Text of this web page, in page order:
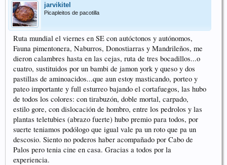
jarvikitel
Picapleitos de pacotilla
Ruta mundial el viernes en SE con autóctonos y autónomos,
Fauna pimentonera, Naburros, Donostiarras y Mandrileños, me
dieron calambres hasta en las cejas, ruta de tres bocadillos...o
cuatro, sustituidos por un bambi de jamon york y queso y dos
pastillas de aminoacidos...que aun estoy masticando, porteo y
pateo importante y full esturreo bajando el cortafuegos, las hubo
de todos los colores: con tirabuzón, doble mortal, carpado,
estilo gore, con dislocación de hombro, entre los pedrolos y las
plantas teletubies (abrazo fuerte) hubo premio para todos, por
suerte teniamos podólogo que igual vale pa un roto que pa un
descosio. Siento no poderos haber acompañado por Cabo de
Palos pero tenia cine en casa. Gracias a todos por la
experiencia.